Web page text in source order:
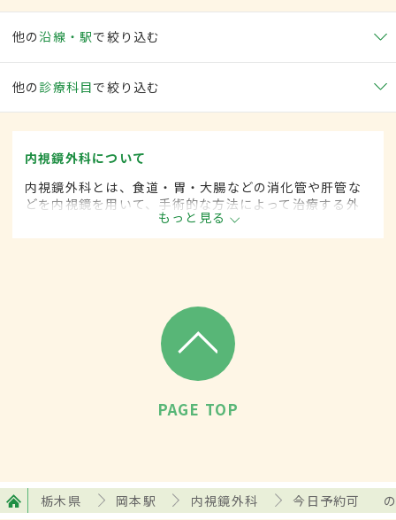
他の沿線・駅で絞り込む
他の 診療科目で絞り込む
内視鏡外科について
内視鏡外科とは、食道・胃・大腸などの消化管や肝管な
どを内視鏡を用いて、手術的な方法によって治療する外
科の一領域です。胃がん、大腸がん、肺がん、甲状腺が
ん、肝臓がんなどさまざまな領域に広がってきていま
もっと見る
PAGE TOP
栃木県 岡本駅 内視鏡外科 今日予約可